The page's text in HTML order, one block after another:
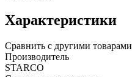
Характеристики
Сравнить с другими товарами
Производитель
STARCO